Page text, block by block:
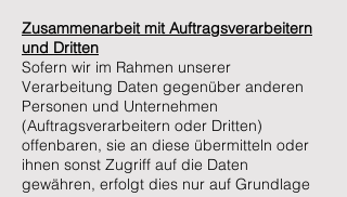
Zusammenarbeit mit Auftragsverarbeitern
und Dritten
Sofern wir im Rahmen unserer
Verarbeitung Daten gegenüber anderen
Personen und Unternehmen
(Auftragsverarbeitern oder Dritten)
offenbaren, sie an diese übermitteln oder
ihnen sonst Zugriff auf die Daten
gewähren, erfolgt dies nur auf Grundlage